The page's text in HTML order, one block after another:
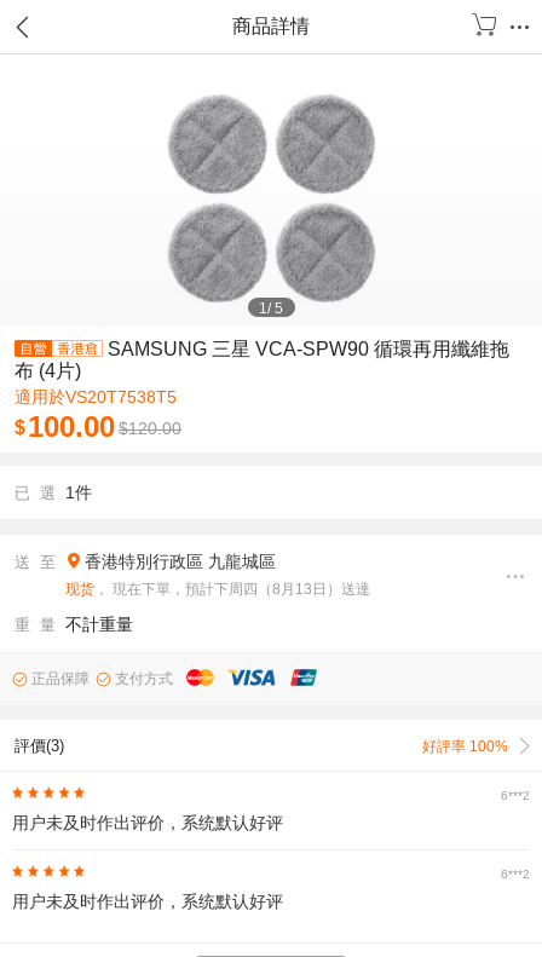
商品詳情
1/5
SAMSUNG 三星 VCA-SPW90 循環再用纖維拖
布 (4片)
適用於VS20T7538T5
$100.00$120.00
已 選 1件
送 至 香港特別行政區 九龍城區
现货 ， 現在下單，預計下周四（8月13日）送達
重 量 不計重量
正品保障 支付方式
評價(3) 好評率 100%
6***2
用户未及时作出评价，系统默认好评
6***2
用户未及时作出评价，系统默认好评